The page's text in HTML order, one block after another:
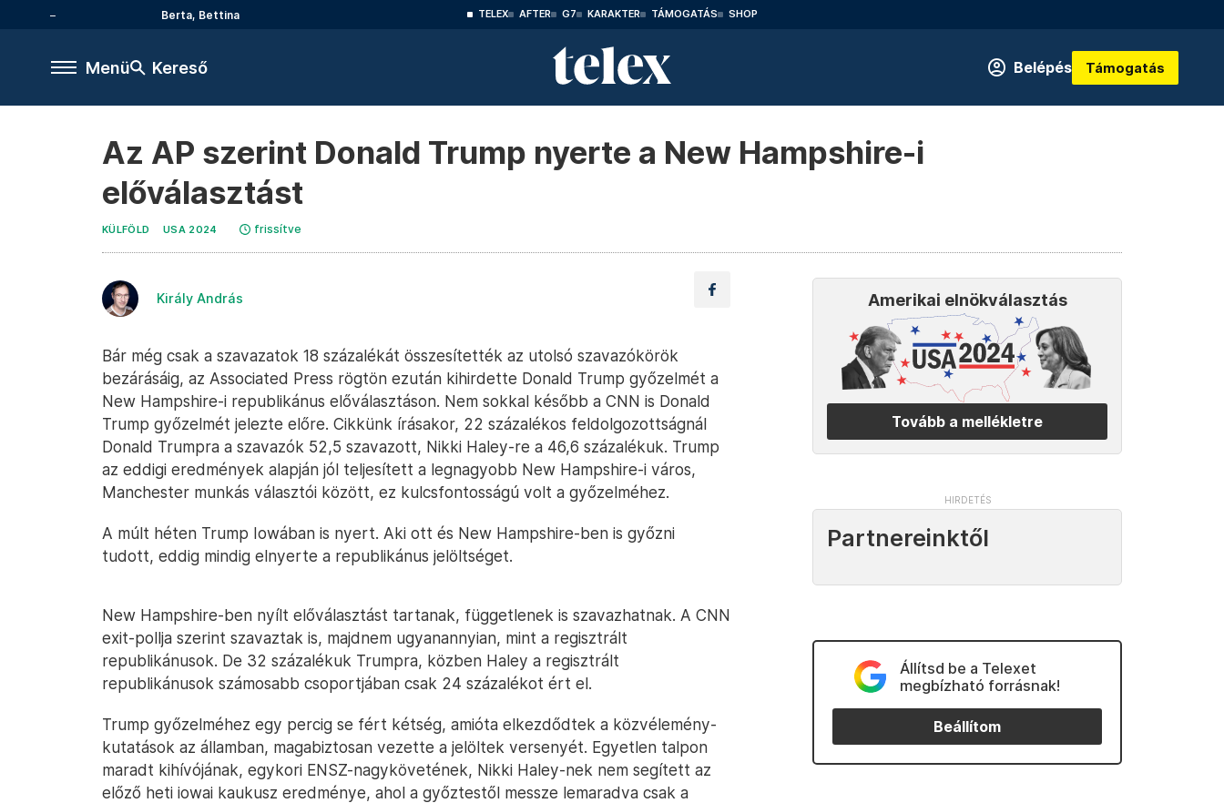
Berta, Bettina TELEX AFTER G7 KARAKTER TÁMOGATÁS SHOP
Menü Kereső Belépés Támogatás
Az AP szerint Donald Trump nyerte a New Hampshire-i
előválasztást
KÜLFÖLD USA 2024 frissítve
Király András
Bár még csak a szavazatok 18 százalékát összesítették az utolsó szavazókörök
bezárásáig, az Associated Press rögtön ezután kihirdette Donald Trump győzelmét a
New Hampshire-i republikánus előválasztáson. Nem sokkal később a CNN is Donald
Trump győzelmét jelezte előre. Cikkünk írásakor, 22 százalékos feldolgozottságnál
Donald Trumpra a szavazók 52,5 szavazott, Nikki Haley-re a 46,6 százalékuk. Trump
az eddigi eredmények alapján jól teljesített a legnagyobb New Hampshire-i város,
Manchester munkás választói között, ez kulcsfontosságú volt a győzelméhez.
A múlt héten Trump Iowában is nyert. Aki ott és New Hampshire-ben is győzni
tudott, eddig mindig elnyerte a republikánus jelöltséget.
New Hampshire-ben nyílt előválasztást tartanak, függetlenek is szavazhatnak. A CNN
exit-pollja szerint szavaztak is, majdnem ugyanannyian, mint a regisztrált
republikánusok. De 32 százalékuk Trumpra, közben Haley a regisztrált
republikánusok számosabb csoportjában csak 24 százalékot ért el.
Trump győzelméhez egy percig se fért kétség, amióta elkezdődtek a közvélemény-
kutatások az államban, magabiztosan vezette a jelöltek versenyét. Egyetlen talpon
maradt kihívójának, egykori ENSZ-nagykövetének, Nikki Haley-nek nem segített az
előző heti iowai kaukusz eredménye, ahol a győztestől messze lemaradva csak a
Amerikai elnökválasztás
Tovább a mellékletre
Partnereinktől
Állítsd be a Telexet
megbízható forrásnak!
Beállítom